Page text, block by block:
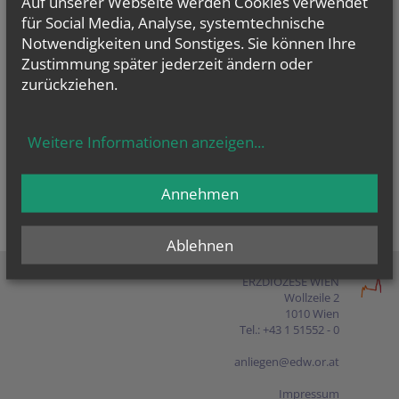
Presse
Shop
ERZDIÖZESE WIEN
Wollzeile 2
1010 Wien
Tel.: +43 1 51552 - 0
anliegen@edw.or.at
Impressum
für Social Media, Analyse, systemtechnische
Notwendigkeiten und Sonstiges. Sie können Ihre
Zustimmung später jederzeit ändern oder
zurückziehen.
Weitere Informationen anzeigen...
Ablehnen
Annehmen